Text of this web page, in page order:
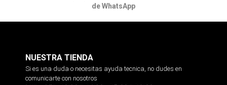
de WhatsApp
NUESTRA TIENDA
Si es una duda o necesitas ayuda tecnica, no dudes en
comunicarte con nosotros